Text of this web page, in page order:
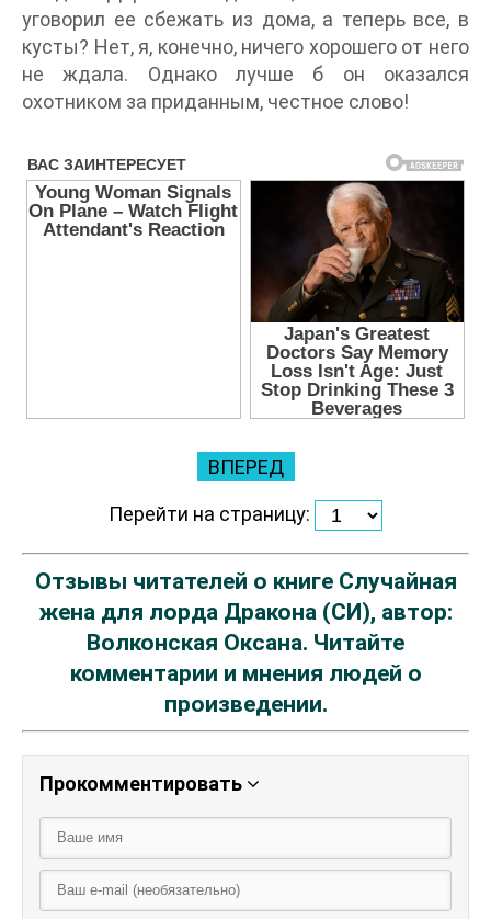
уговорил ее сбежать из дома, а теперь все, в
кусты? Нет, я, конечно, ничего хорошего от него
не ждала. Однако лучше б он оказался
охотником за приданным, честное слово!
ВПЕРЕД
Перейти на страницу:
Отзывы читателей о книге Случайная
жена для лорда Дракона (СИ), автор:
Волконская Оксана. Читайте
комментарии и мнения людей о
произведении.
Прокомментировать